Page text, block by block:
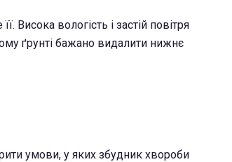
Висока вологість і застій повітря
ґрунті бажано видалити нижнє
умови, у яких збудник хвороби